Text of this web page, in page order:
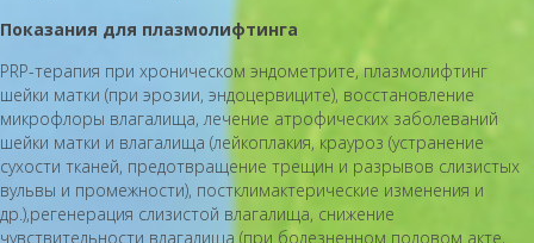
Показания для плазмолифтинга
PRP-терапия при хроническом эндометрите, плазмолифтинг
шейки матки (при эрозии, эндоцервиците), восстановление
микрофлоры влагалища, лечение атрофических заболеваний
шейки матки и влагалища (лейкоплакия, крауроз (устранение
сухости тканей, предотвращение трещин и разрывов слизистых
вульвы и промежности), постклимактерические изменения и
др.),регенерация слизистой влагалища, снижение
чувствительности влагалища (при болезненном половом акте,